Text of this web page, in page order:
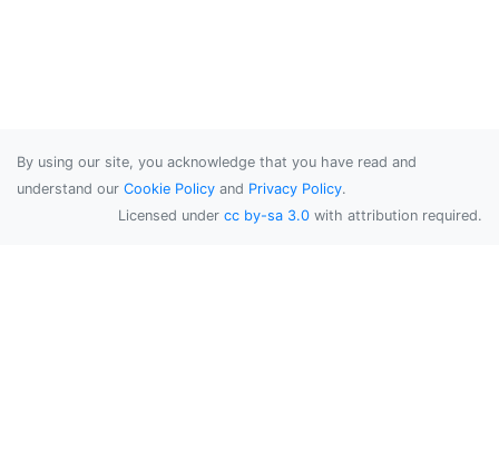
By using our site, you acknowledge that you have read and
understand our Cookie Policy and Privacy Policy.
Licensed under cc by-sa 3.0 with attribution required.